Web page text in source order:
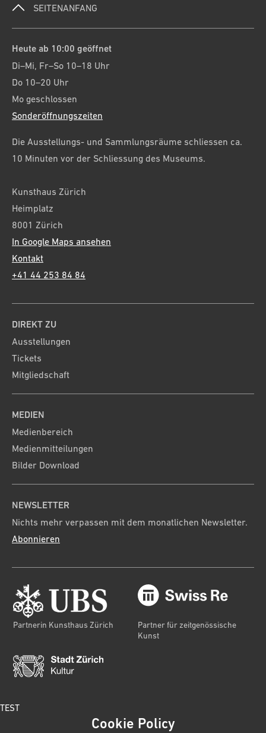
SEITENANFANG
Heute ab 10:00 geöffnet
Di–Mi, Fr–So 10–18 Uhr
Do 10–20 Uhr
Mo geschlossen
Sonderöffnungszeiten
Die Ausstellungs- und Sammlungsräume schliessen ca.
10 Minuten vor der Schliessung des Museums.
Kunsthaus Zürich
Heimplatz
8001 Zürich
In Google Maps ansehen
Kontakt
+41 44 253 84 84
DIREKT ZU
Ausstellungen
Tickets
Mitgliedschaft
MEDIEN
Medienbereich
Medienmitteilungen
Bilder Download
NEWSLETTER
Nichts mehr verpassen mit dem monatlichen Newsletter.
Abonnieren
Partnerin Kunsthaus Zürich
Partner für zeitgenössische
Kunst
TEST
Cookie Policy